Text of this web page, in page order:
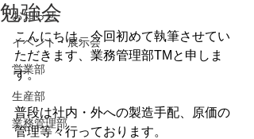
お知らせ
イベント・展示会
営業部
生産部
業務管理部
勉強会
こんにちは。今回初めて執筆させてい
ただきます、業務管理部TMと申しま
す。
普段は社内・外への製造手配、原価の
管理等々行っております。